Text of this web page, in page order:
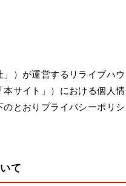
）が運営するリライブハウ
サイト」）における個人情
とおりプライバシーポリシ
て